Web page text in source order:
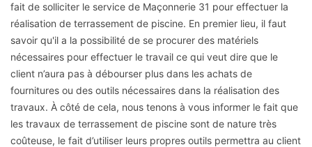
fait de solliciter le service de Maçonnerie 31 pour effectuer la
réalisation de terrassement de piscine. En premier lieu, il faut
savoir qu'il a la possibilité de se procurer des matériels
nécessaires pour effectuer le travail ce qui veut dire que le
client n’aura pas à débourser plus dans les achats de
fournitures ou des outils nécessaires dans la réalisation des
travaux. À côté de cela, nous tenons à vous informer le fait que
les travaux de terrassement de piscine sont de nature très
coûteuse, le fait d’utiliser leurs propres outils permettra au client